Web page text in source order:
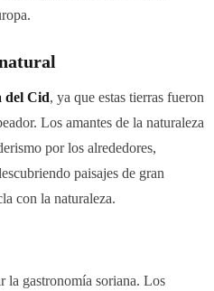
del Cid, ya que estas tierras fueron
Los amantes de la naturaleza
por los alrededores,
paisajes de gran
con la naturaleza.
la gastronomía soriana. Los